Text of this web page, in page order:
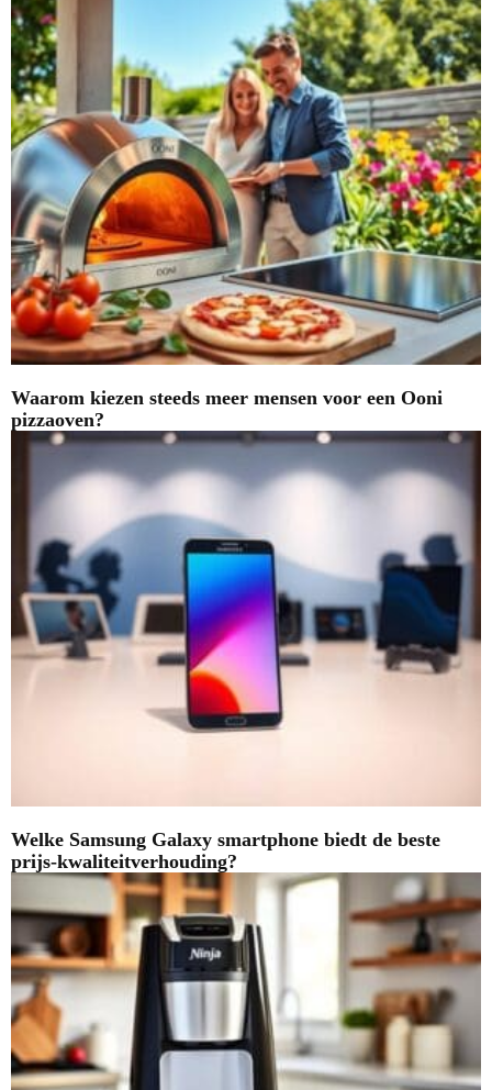
Waarom kiezen steeds meer mensen voor een Ooni
pizzaoven?
Welke Samsung Galaxy smartphone biedt de beste
prijs-kwaliteitverhouding?